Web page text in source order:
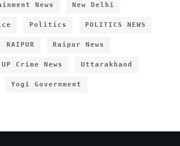
News New Delhi
Politics POLITICS NEWS
RAIPUR Raipur News
UP Crime News Uttarakhand
Yogi Government